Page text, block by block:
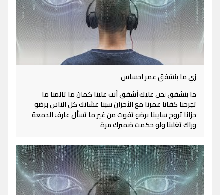
زي ما بنشفق عمر احساس
ما بنشفق نحن عليك أشفق أنت علينا كمان ما تالمنا ما
تجرحنا كفانا عمرنا مع الأحزان سبنا عشانك كل الناس برضو
جزانا تروح سايبنا برضو تفوت من غير ما تسأل عارف الدمعة
وراك تغلبنا ولو حكمت ضميرك مرة